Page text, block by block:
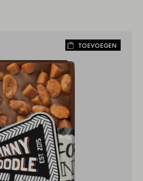
TOEVOEGEN